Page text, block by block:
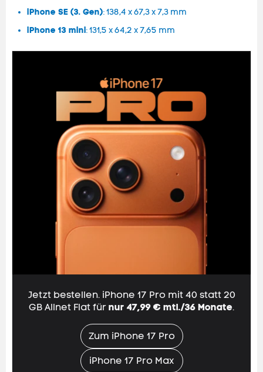
iPhone SE (3. Gen): 138,4 x 67,3 x 7,3 mm
iPhone 13 mini: 131,5 x 64,2 x 7,65 mm
Jetzt bestellen. iPhone 17 Pro mit 40 statt 20
GB Allnet Flat für nur 47,99 € mtl./36 Monate.
Zum iPhone 17 Pro
iPhone 17 Pro Max